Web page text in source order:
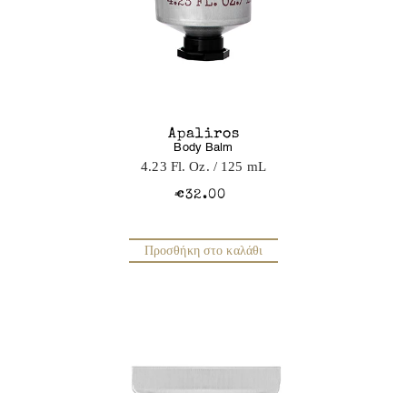
Apaliros
Body Balm
4.23 Fl. Oz. / 125 mL
€32.00
Προσθήκη στο καλάθι